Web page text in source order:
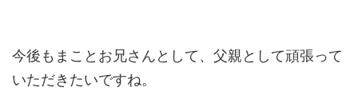
今後もまことお兄さんとして、父親として頑張って
いただきたいですね。